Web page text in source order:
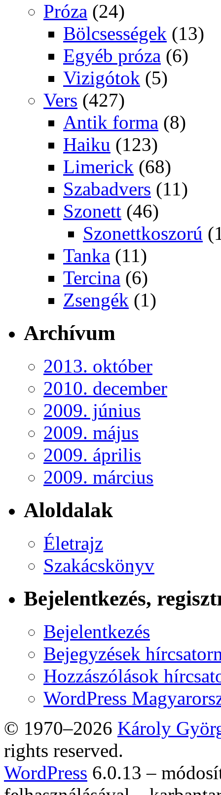
Próza (24)
Bölcsességek (13)
Egyéb próza (6)
Vizigótok (5)
Vers (427)
Antik forma (8)
Haiku (123)
Limerick (68)
Szabadvers (11)
Szonett (46)
Szonettkoszorú
Tanka (11)
Tercina (6)
Zsengék (1)
Archívum
2013. október
2010. december
2009. június
2009. május
2009. április
2009. március
Aloldalak
Életrajz
Szakácskönyv
Bejelentkezés,
Bejelentkezés
Bejegyzések
Hozzászólások
WordPress
© 1970–2026 Károly
rights reserved.
WordPress 6.0.13 –